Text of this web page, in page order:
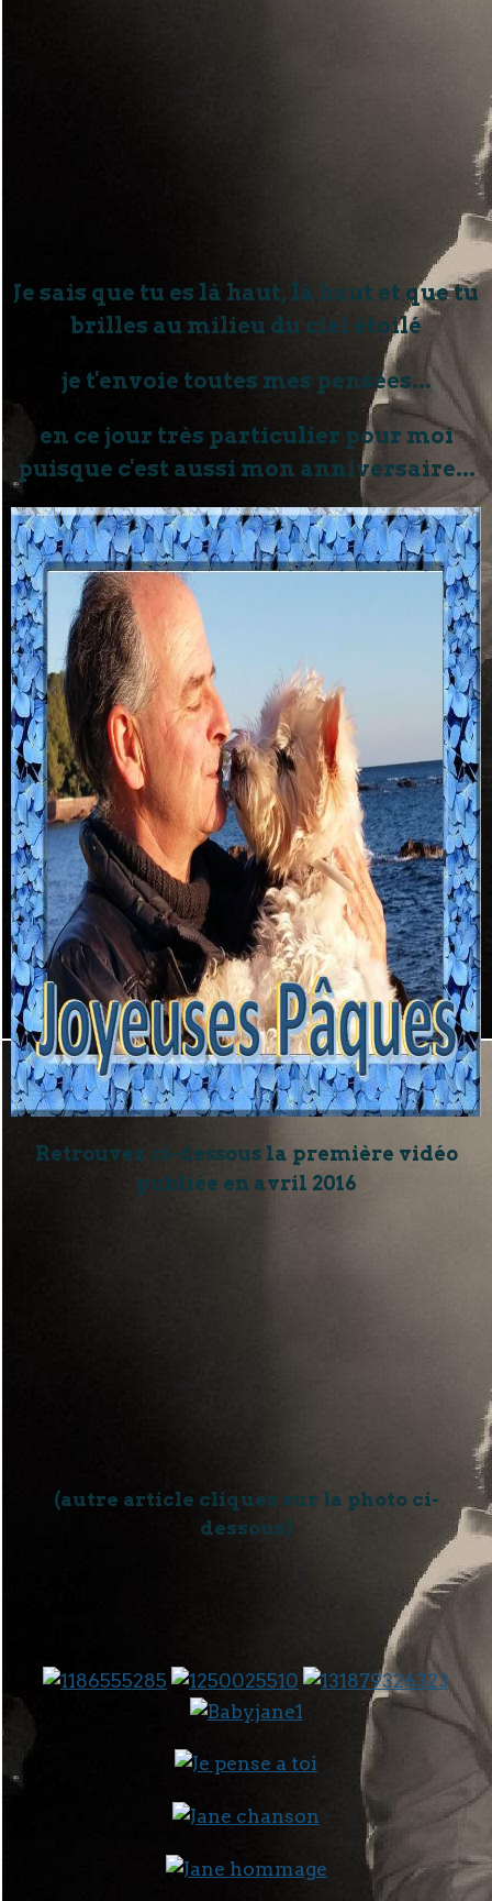
Je sais que tu es là haut, là haut et que tu
brilles au milieu du ciel étoilé
je t'envoie toutes mes pensées...
en ce jour très particulier pour moi
puisque c'est aussi mon anniversaire...
Retrouvez ci-dessous la première vidéo
publiée en avril 2016
(autre article cliquez sur la photo ci-
dessous)